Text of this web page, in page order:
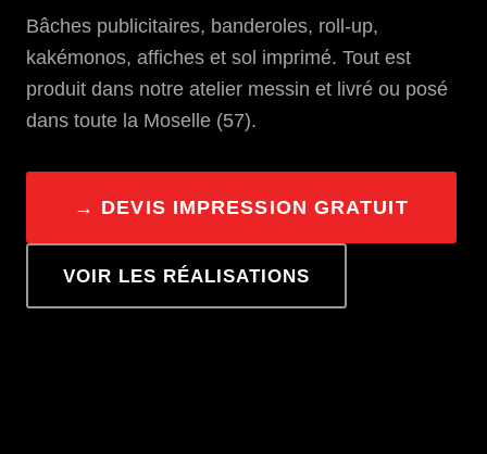
Bâches publicitaires, banderoles, roll-up,
kakémonos, affiches et sol imprimé. Tout est
produit dans notre atelier messin et livré ou posé
dans toute la Moselle (57).
→ DEVIS IMPRESSION GRATUIT
VOIR LES RÉALISATIONS